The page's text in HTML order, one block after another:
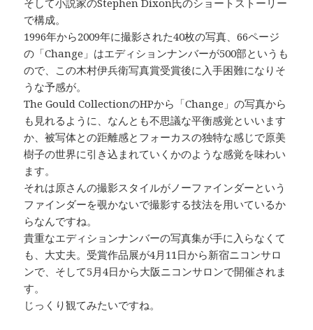
で構成。
1996年から2009年に撮影された40枚の写真、66ページ
の「Change」はエディションナンバーが500部というも
ので、この木村伊兵衛写真賞受賞後に入手困難になりそ
うな予感が。
The Gould CollectionのHPから「Change」の写真から
も見れるように、なんとも不思議な平衡感覚といいます
か、被写体との距離感とフォーカスの独特な感じで原美
樹子の世界に引き込まれていくかのような感覚を味わい
ます。
それは原さんの撮影スタイルがノーファインダーという
ファインダーを覗かないで撮影する技法を用いているか
らなんですね。
貴重なエディションナンバーの写真集が手に入らなくて
も、大丈夫。受賞作品展が4月11日から新宿ニコンサロ
ンで、そして5月4日から大阪ニコンサロンで開催されま
す。
じっくり観てみたいですね。